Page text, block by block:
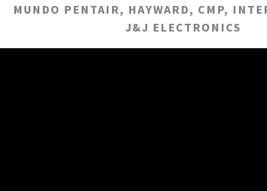
MUNDO PENTAIR, HAYWARD, CMP,
J&J ELECTRONICS